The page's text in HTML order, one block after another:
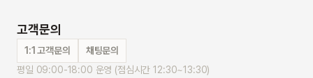
고객문의
1:1 고객문의
채팅문의
평일 09:00-18:00 운영 (점심시간 12:30~13:30)